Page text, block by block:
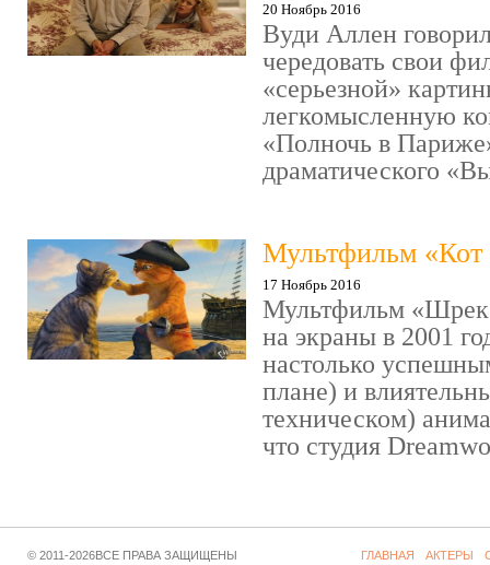
20 Ноябрь 2016
Вуди Аллен
чередовать свои
«серьезной»
легкомысленную
«Полночь в
драматического
Мультфильм «Кот
17 Ноябрь 2016
Мультфильм
на экраны в 2001
настолько
плане) и
техническом)
что студия
© 2011-2026ВСЕ ПРАВА ЗАЩИЩЕНЫ ГЛАВНАЯ АКТЕРЫ